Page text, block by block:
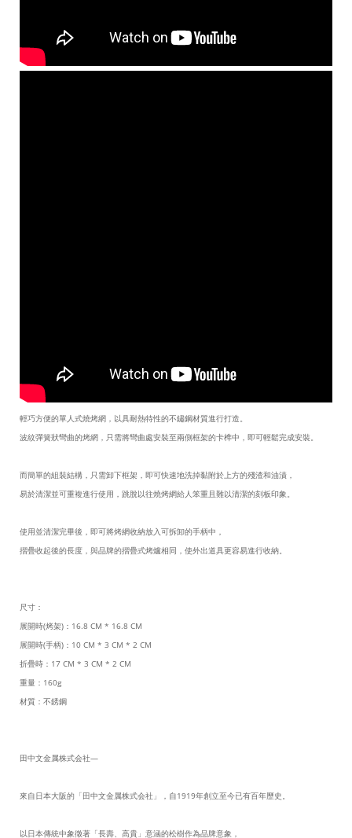
輕巧方便的單人式燒烤網，以具耐熱特性的不鏽鋼材質進行打造。
波紋彈簧狀彎曲的烤網，只需將彎曲處安裝至兩側框架的卡榫中，即可輕鬆完成安裝。
而簡單的組裝結構，只需卸下框架，即可快速地洗掉黏附於上方的殘渣和油漬，
易於清潔並可重複進行使用，跳脫以往燒烤網給人笨重且難以清潔的刻板印象。
使用並清潔完畢後，即可將烤網收納放入可拆卸的手柄中，
摺疊收起後的長度，與品牌的摺疊式烤爐相同，使外出道具更容易進行收納。
尺寸：
展開時(烤架)：16.8 CM * 16.8 CM
展開時(手柄)：10 CM * 3 CM * 2 CM
折疊時：17 CM * 3 CM * 2 CM
重量：160g
材質：不銹鋼
田中文金属株式会社—
來自日本大阪的「田中文金属株式会社」，自1919年創立至今已有百年歷史。
以日本傳統中象徵著「長壽、高貴」意涵的松樹作為品牌意象，